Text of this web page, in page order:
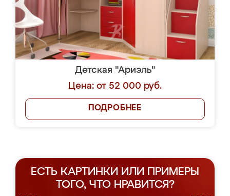
Детская "Ариэль"
Цена: от 52 000 руб.
ПОДРОБНЕЕ
ЕСТЬ КАРТИНКИ ИЛИ ПРИМЕРЫ
ТОГО, ЧТО НРАВИТСЯ?